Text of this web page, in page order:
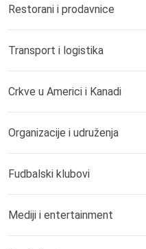
Restorani i prodavnice
Transport i logistika
Crkve u Americi i Kanadi
Organizacije i udruženja
Fudbalski klubovi
Mediji i entertainment